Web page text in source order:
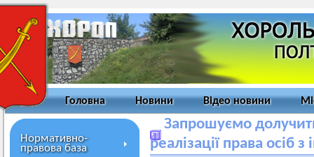
Головна Новини Відео новини
Нормативно-
правова база
Запрошуємо
реалізації права осіб